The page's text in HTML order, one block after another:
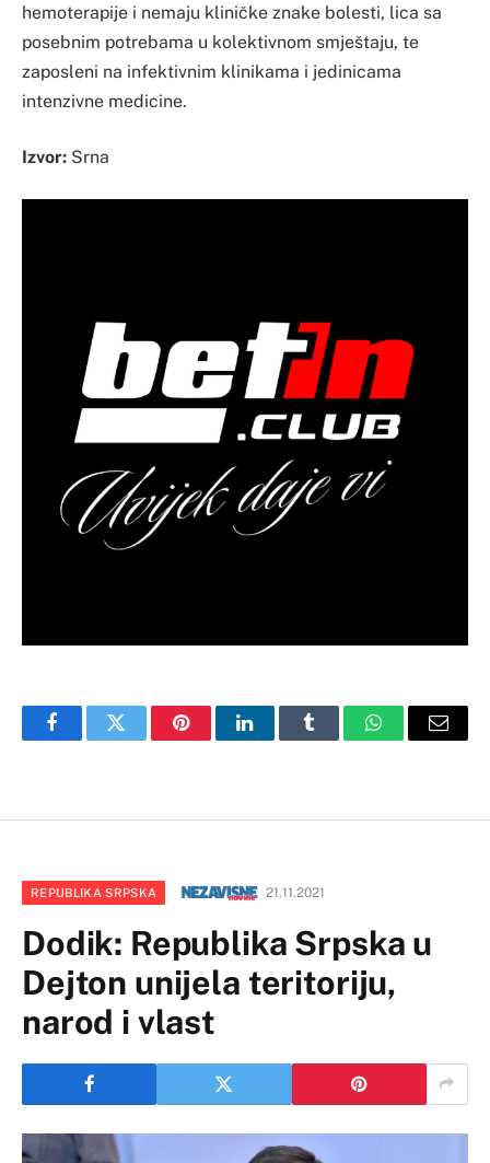
hemoterapije i nemaju kliničke znake bolesti, lica sa
posebnim potrebama u kolektivnom smještaju, te
zaposleni na infektivnim klinikama i jedinicama
intenzivne medicine.
Izvor: Srna
FacebookTwitter PinterestLinkedInTumblr WhatsAppEmail
REPUBLIKA SRPSKA 21.11.2021
Dodik: Republika Srpska u
Dejton unijela teritoriju,
narod i vlast